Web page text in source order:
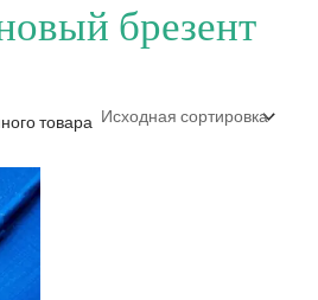
брезент
товара